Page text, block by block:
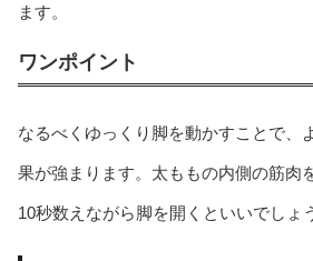
ます。
ワンポイント
なるべくゆっくり脚を動かすことで、
果が強まります。太ももの内側の筋肉
10秒数えながら脚を開くといいでしょ